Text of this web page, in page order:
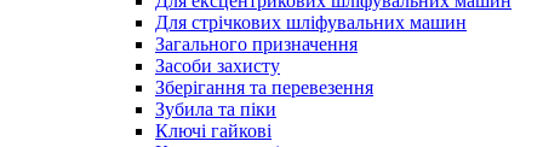
Для стрічкових шліфувальних машин
Загального призначення
Засоби захисту
Зберігання та перевезення
Зубила та піки
Ключі гайкові